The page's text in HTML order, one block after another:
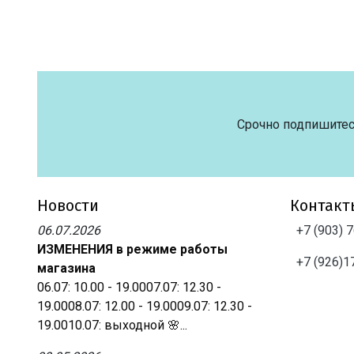
Срочно
Новости
06.07.2026
ИЗМЕНЕНИЯ в режиме работы
магазина
06.07: 10.00 - 19.0007.07: 12.30 -
19.0008.07: 12.00 - 19.0009.07: 12.30 -
19.0010.07: выходной 🌸...
+7 (903)
+7